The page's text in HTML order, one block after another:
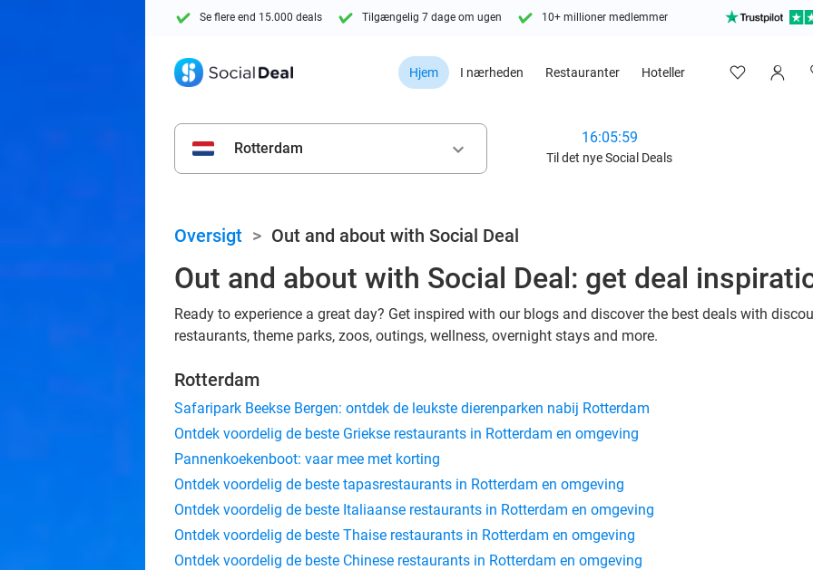
Se flere end 15.000 deals Tilgængelig 7 dage om ugen 10+ millioner medlemmer
Hjem I nærheden Restauranter Hoteller
Rotterdam keyboard_arrow_down
16:05:58
Til det nye Social Deals
Oversigt > Out and about with Social Deal
Out and about with Social Deal: get deal
Ready to experience a great day? Get inspired with our blogs and discover the best deals with
restaurants, theme parks, zoos, outings, wellness, overnight stays and more.
Rotterdam
Safaripark Beekse Bergen: ontdek de leukste dierenparken nabij Rotterdam
Ontdek voordelig de beste Griekse restaurants in Rotterdam en omgeving
Pannenkoekenboot: vaar mee met korting
Ontdek voordelig de beste tapasrestaurants in Rotterdam en omgeving
Ontdek voordelig de beste Italiaanse restaurants in Rotterdam en omgeving
Ontdek voordelig de beste Thaise restaurants in Rotterdam en omgeving
Ontdek voordelig de beste Chinese restaurants in Rotterdam en omgeving